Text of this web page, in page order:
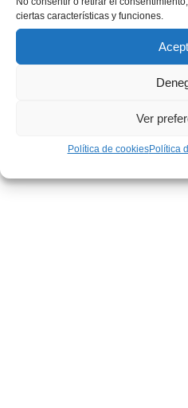
ciertas características y funciones.
Ver
Política de cookiesPolítica
He leído y acepto la